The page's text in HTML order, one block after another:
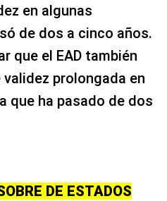
en algunas
de dos a cinco años.
que el EAD también
prolongada en
que ha pasado de dos
DE ESTADOS